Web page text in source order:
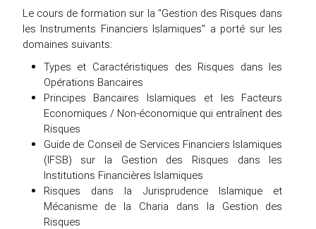
Le cours de formation sur la "Gestion des Risques dans
les Instruments Financiers Islamiques" a porté sur les
domaines suivants:
Types et Caractéristiques des Risques dans les
Opérations Bancaires
Principes Bancaires Islamiques et les Facteurs
Economiques / Non-économique qui entraînent des
Risques
Guide de Conseil de Services Financiers Islamiques
(IFSB) sur la Gestion des Risques dans les
Institutions Financières Islamiques
Risques dans la Jurisprudence Islamique et
Mécanisme de la Charia dans la Gestion des
Risques